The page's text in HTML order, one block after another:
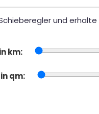
und
km:
qm: